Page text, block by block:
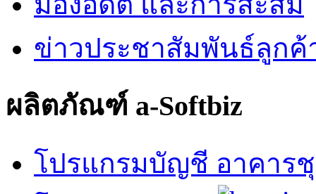
ข่าวประชาสัมพันธ์ลูก
ผลิตภัณฑ์ a-Softbiz
โปรแกรมบัญชี อาคาร